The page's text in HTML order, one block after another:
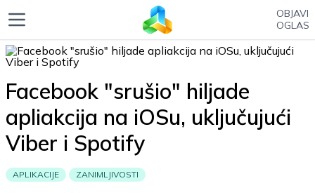
OBJAVI
OGLAS
Facebook "srušio" hiljade
apliakcija na iOSu, uključujući
Viber i Spotify
APLIKACIJE ZANIMLJIVOSTI